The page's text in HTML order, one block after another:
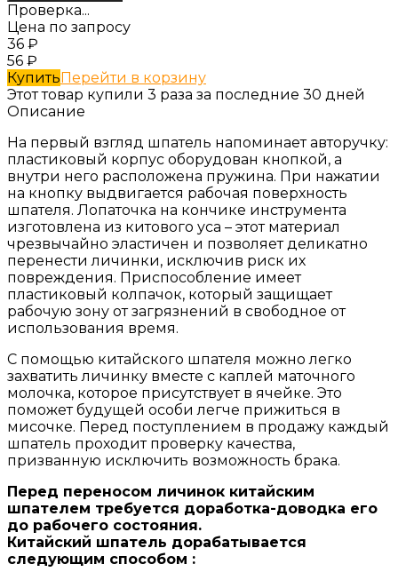
Проверка...
Цена по запросу
36 ₽
56 ₽
КупитьПерейти в корзину
Этот товар купили 3 раза за последние 30 дней
Описание
На первый взгляд шпатель напоминает авторучку:
пластиковый корпус оборудован кнопкой, а
внутри него расположена пружина. При нажатии
на кнопку выдвигается рабочая поверхность
шпателя. Лопаточка на кончике инструмента
изготовлена из китового уса – этот материал
чрезвычайно эластичен и позволяет деликатно
перенести личинки, исключив риск их
повреждения. Приспособление имеет
пластиковый колпачок, который защищает
рабочую зону от загрязнений в свободное от
использования время.
С помощью китайского шпателя можно легко
захватить личинку вместе с каплей маточного
молочка, которое присутствует в ячейке. Это
поможет будущей особи легче прижиться в
мисочке. Перед поступлением в продажу каждый
шпатель проходит проверку качества,
призванную исключить возможность брака.
Перед переносом личинок китайским
шпателем требуется доработка-доводка его
до рабочего состояния.
Китайский шпатель дорабатывается
следующим способом :